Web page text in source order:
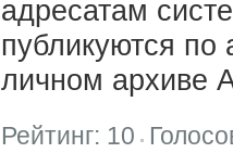
адресатам
публикуются
личном архиве
Рейтинг: 10